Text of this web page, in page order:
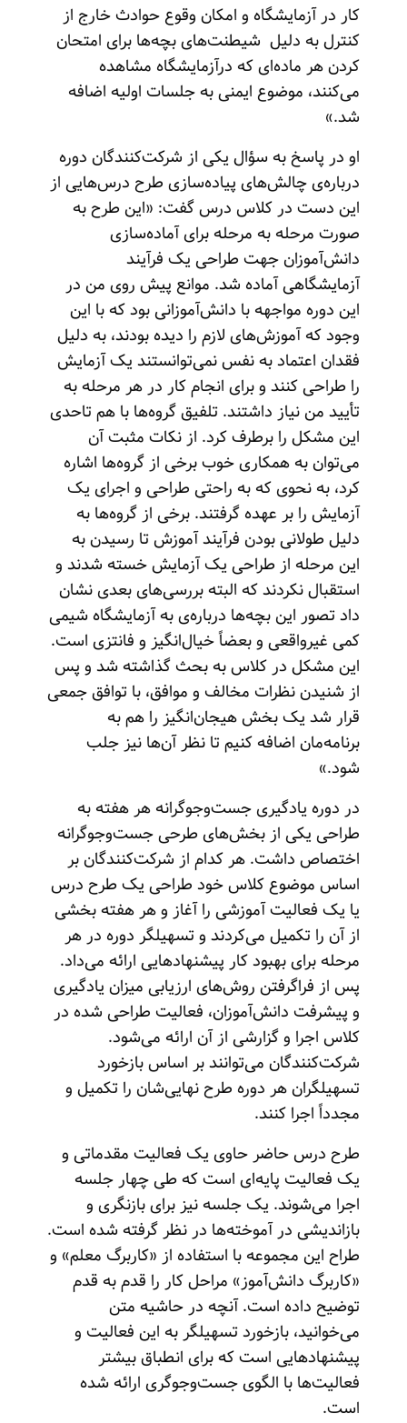
کار در آزمایشگاه و امکان وقوع حوادث خارج از
کنترل به دلیل شیطنت‌های بچه‌ها برای امتحان
کردن هر ماده‌ای که درآزمایشگاه مشاهده
می‌کنند، موضوع ایمنی به جلسات اولیه اضافه
شد.»
او در پاسخ به سؤال یکی از شرکت‌کنندگان دوره
درباره‌ی چالش‌های پیاده‌سازی طرح‌ درس‌هایی از
این دست در کلاس درس گفت: «این طرح به
صورت مرحله به مرحله برای آماده‌سازی
دانش‌آموزان جهت طراحی یک فرآیند
آزمایشگاهی آماده شد. موانع پیش روی من در
این دوره مواجهه با دانش‌آموزانی بود که با این
وجود که آموزش‌های لازم را دیده بودند، به دلیل
فقدان اعتماد به نفس نمی‌توانستند یک آزمایش
را طراحی کنند و برای انجام کار در هر مرحله به
تأیید من نیاز داشتند. تلفیق گروه‌ها با هم تاحدی
این مشکل را برطرف کرد. از نکات مثبت آن
می‌توان به همکاری خوب برخی از گروه‌ها اشاره
کرد، به نحوی که به راحتی طراحی و اجرای یک
آزمایش را بر عهده گرفتند. برخی از گروه‌ها به
دلیل طولانی بودن فرآیند آموزش تا رسیدن به
این مرحله از طراحی یک آزمایش خسته شدند و
استقبال نکردند که البته بررسی‌های بعدی نشان
داد تصور این بچه‌ها درباره‌ی به آزمایشگاه شیمی
کمی غیرواقعی و بعضاً خیال‌انگیز و فانتزی است.
این مشکل در کلاس به بحث گذاشته شد و پس
از شنیدن نظرات مخالف و موافق، با توافق جمعی
قرار شد یک بخش هیجان‌انگیز را هم به
برنامه‌مان اضافه کنیم تا نظر آن‌ها نیز جلب
شود.»
در دوره یادگیری جست‌وجوگرانه هر هفته به
طراحی یکی از بخش‌های طرحی جست‌وجوگرانه
اختصاص داشت. هر کدام از شرکت‌کنندگان بر
اساس موضوع کلاس خود طراحی یک طرح درس
یا یک فعالیت آموزشی را آغاز و هر هفته بخشی
از آن را تکمیل می‌کردند و تسهیلگر دوره در هر
مرحله برای بهبود کار پیشنهادهایی ارائه می‌داد.
پس از فراگرفتن روش‌های ارزیابی میزان یادگیری
و پیشرفت دانش‌آموزان، فعالیت‌ طراحی شده در
کلاس اجرا و گزارشی از آن ارائه می‌شود.
شرکت‌کنندگان می‌توانند بر اساس بازخورد
تسهیلگران هر دوره طرح نهایی‌شان را تکمیل و
مجدداً اجرا کنند.
طرح درس حاضر حاوی یک فعالیت مقدماتی و
یک فعالیت پایه‌ای‌ است که طی چهار جلسه
اجرا می‌شوند. یک جلسه نیز برای بازنگری و
بازاندیشی در آموخته‌ها در نظر گرفته شده است.
طراح این مجموعه با استفاده از «کاربرگ معلم» و
«کاربرگ دانش‌آموز» مراحل کار را قدم به قدم
توضیح داده است. آنچه در حاشیه متن
می‌خوانید، بازخورد تسهیلگر به این فعالیت و
پیشنهادهایی‌ است که برای انطباق بیشتر
فعالیت‌ها با الگوی جست‌وجوگری ارائه شده
است.